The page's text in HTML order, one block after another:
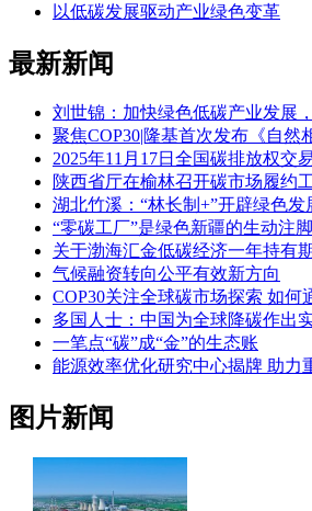
以低碳发展驱动产业绿色变革
最新新闻
刘世锦：加快绿色低碳产业发展
聚焦COP30|隆基首次发布《自然
2025年11月17日全国碳排放权交
陕西省厅在榆林召开碳市场履约
湖北竹溪：“林长制+”开辟绿色发
“零碳工厂”是绿色新疆的生动注脚
关于渤海汇金低碳经济一年持有
气候融资转向公平有效新方向
COP30关注全球碳市场探索 如何
多国人士：中国为全球降碳作出
一笔点“碳”成“金”的生态账
能源效率优化研究中心揭牌 助力
图片新闻